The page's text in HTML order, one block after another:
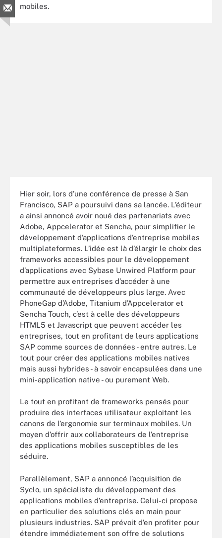
mobiles.
Hier soir, lors d’une conférence de presse à San
Francisco, SAP a poursuivi dans sa lancée. L’éditeur
a ainsi annoncé avoir noué des partenariats avec
Adobe, Appcelerator et Sencha, pour simplifier le
développement d’applications d’entreprise mobiles
multiplateformes. L’idée est là d’élargir le choix des
frameworks accessibles pour le développement
d’applications avec Sybase Unwired Platform pour
permettre aux entreprises d’accéder à une
communauté de développeurs plus large. Avec
PhoneGap d’Adobe, Titanium d’Appcelerator et
Sencha Touch, c’est à celle des développeurs
HTML5 et Javascript que peuvent accéder les
entreprises, tout en profitant de leurs applications
SAP comme sources de données - entre autres. Le
tout pour créer des applications mobiles natives
mais aussi hybrides - à savoir encapsulées dans une
mini-application native - ou purement Web.
Le tout en profitant de frameworks pensés pour
produire des interfaces utilisateur exploitant les
canons de l’ergonomie sur terminaux mobiles. Un
moyen d’offrir aux collaborateurs de l’entreprise
des applications mobiles susceptibles de les
séduire.
Parallèlement, SAP a annoncé l’acquisition de
Syclo, un spécialiste du développement des
applications mobiles d’entreprise. Celui-ci propose
en particulier des solutions clés en main pour
plusieurs industries. SAP prévoit d’en profiter pour
étendre immédiatement son offre de solutions